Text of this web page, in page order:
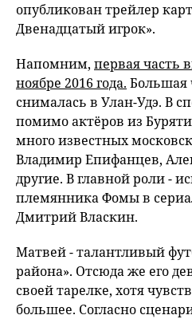
опубликован трейлер
Двенадцатый игрок».
Напомним, первая часть
ноябре 2016 года. Большая
снималась в Улан-Удэ. В
помимо актёров из
много известных
Владимир Епифанцев,
другие. В главной роли -
племянника Фомы в
Дмитрий Власкин.
Матвей - талантливый
района». Отсюда же его
своей тарелке, хотя
большее. Согласно